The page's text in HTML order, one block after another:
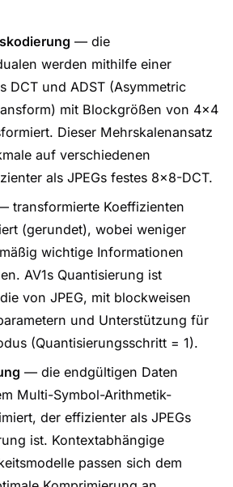
— die
werden mithilfe einer
DCT und ADST (Asymmetric
mit Blockgrößen von 4×4
Dieser Mehrskalenansatz
auf verschiedenen
als JPEGs festes 8×8-DCT.
transformierte Koeffizienten
(gerundet), wobei weniger
wichtige Informationen
AV1s Quantisierung ist
von JPEG, mit blockweisen
und Unterstützung für
(Quantisierungsschritt = 1).
— die endgültigen Daten
Multi-Symbol-Arithmetik-
der effizienter als JPEGs
ist. Kontextabhängige
passen sich dem